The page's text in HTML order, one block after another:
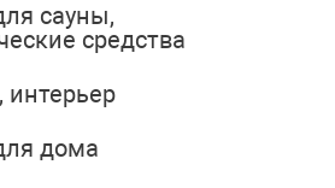
сауны,
средства
интерьер
дома